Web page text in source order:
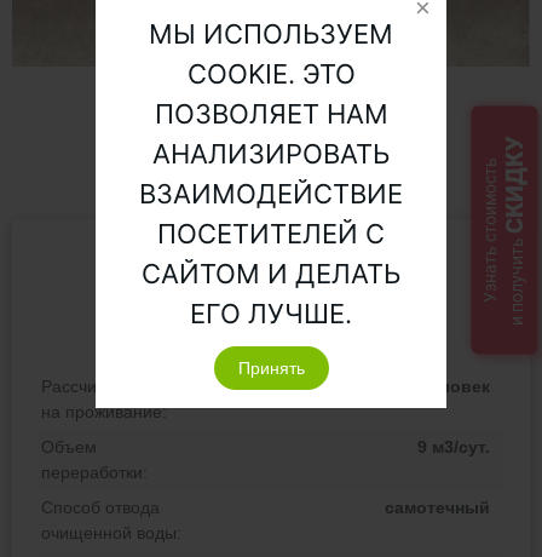
В водоем через блок доочистки
ПОХОЖИЕ ТОВАРЫ
Топас 50
Рассчитан
на проживание:
50 человек
Объем
переработки:
9 м3/сут.
Способ отвода
очищенной воды:
самотечный
Узнать стоимостьи получить
СКИДКУ
МЫ ИСПОЛЬЗУЕМ
COOKIE. ЭТО
ПОЗВОЛЯЕТ НАМ
АНАЛИЗИРОВАТЬ
ВЗАИМОДЕЙСТВИЕ
ПОСЕТИТЕЛЕЙ С
САЙТОМ И ДЕЛАТЬ
ЕГО ЛУЧШЕ.
Принять